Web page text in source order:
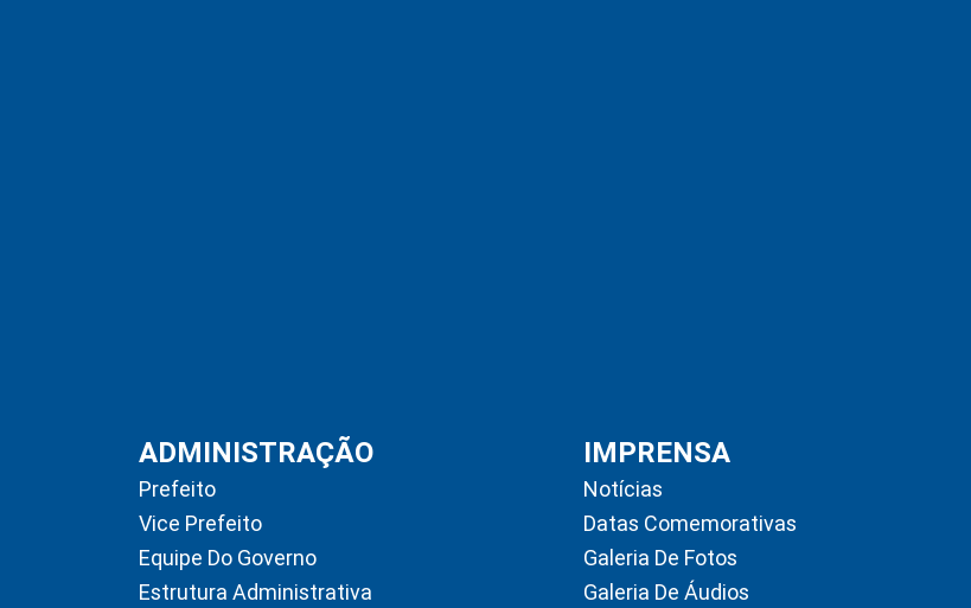
ADMINISTRAÇÃO
Prefeito
Vice Prefeito
Equipe Do Governo
Estrutura Administrativa
IMPRENSA
Notícias
Datas Comemorativas
Galeria De Fotos
Galeria De Áudios